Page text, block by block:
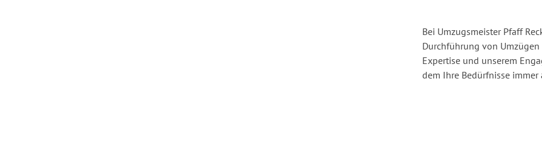
Bei Umzugsmeister Pfaff
Durchführung von
Expertise und unserem
dem Ihre Bedürfnisse